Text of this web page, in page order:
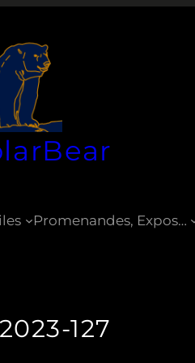
Promenandes, Expos…
127